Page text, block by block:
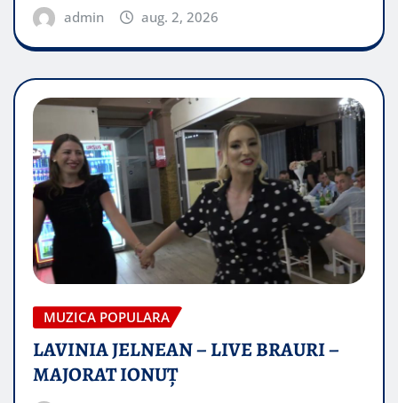
admin aug. 2, 2026
MUZICA POPULARA
LAVINIA JELNEAN – LIVE BRAURI –
MAJORAT IONUŢ